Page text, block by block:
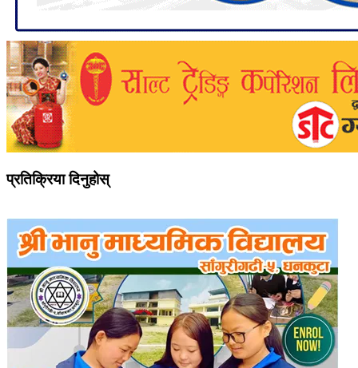
प्रतिक्रिया दिनुहोस्